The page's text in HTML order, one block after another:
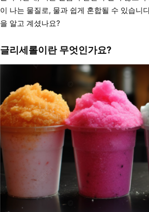
이 나는 물질로, 물과 쉽게 혼합될 수 있습니
을 알고 계셨나요?
글리세롤이란 무엇인가요?